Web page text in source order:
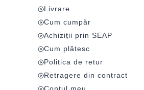
Livrare
Cum cumpăr
Achiziții prin SEAP
Cum plătesc
Politica de retur
Retragere din contract